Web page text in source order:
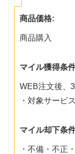
商品価格:
商品購入
マイル獲得条
WEB注文後、
・対象サービ
マイル却下条
・不備・不正